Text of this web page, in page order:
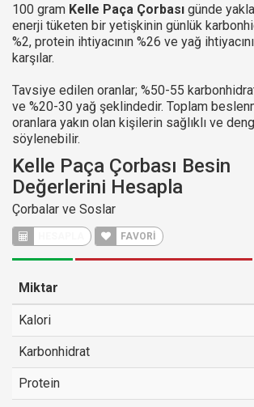
100 gram Kelle Paça Çorbası günde
enerji tüketen bir yetişkinin günlük
%2, protein ihtiyacının %26 ve yağ
karşılar.
Tavsiye edilen oranlar; %50-55
ve %20-30 yağ şeklindedir. Toplam
oranlara yakın olan kişilerin sağlıklı ve
söylenebilir.
Kelle Paça Çorbası Besin
Değerlerini Hesapla
Çorbalar ve Soslar
FAVORİ
Miktar
Kalori
Karbonhidrat
Protein